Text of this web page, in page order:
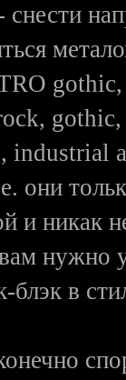
industrial
они
и никак
нужно
блэк в